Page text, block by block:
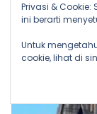
Privasi &
ini berarti
Untuk
cookie, lihat di